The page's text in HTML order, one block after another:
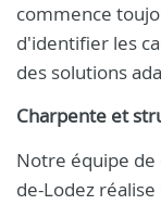
commence
d'identifier les
des solutions
Charpente et
Notre équipe de
de-Lodez